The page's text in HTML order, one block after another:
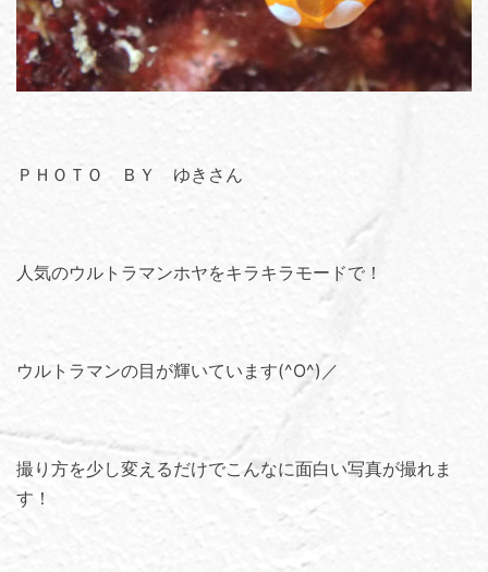
ＰＨＯＴＯ ＢＹ ゆきさん
人気のウルトラマンホヤをキラキラモードで！
ウルトラマンの目が輝いています(^O^)／
撮り方を少し変えるだけでこんなに面白い写真が撮れま
す！